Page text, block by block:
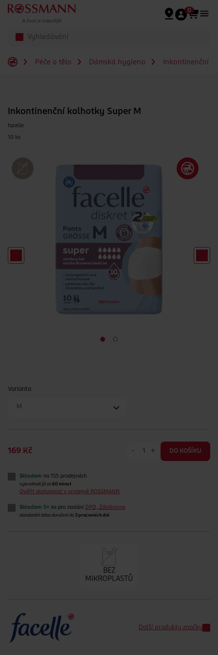
Přeskočit na hlavmní obsah
0
Péče o tělo Dámská hygiena Inkontinenční
Inkontinenční kalhotky Super M
facelle
10 ks
Varianta
M
169 Kč - + DO KOŠÍKU
Skladem na 155 prodejnách
vyzvednutí již za 60 minut
Ověřit dostupnost v prodejně ROSSMANN
Skladem 5+ ks pro zaslání DPD, Zásilkovna
standardní doba doručení do 3 pracovních dní
BEZ
MIKROPLASTŮ
Další produkty značky